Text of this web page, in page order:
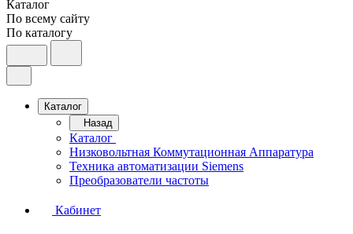
Каталог
По всему сайту
По каталогу
Каталог
Назад
Каталог
Низковольтная Коммутационная Аппаратура
Техника автоматизации Siemens
Преобразователи частоты
Кабинет